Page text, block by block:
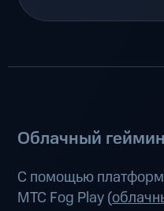
Облачный
С помощью
МТС Fog Play (